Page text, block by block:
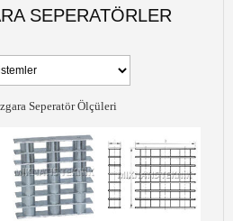
SEPERATÖRLER
Seperatör Ölçüleri